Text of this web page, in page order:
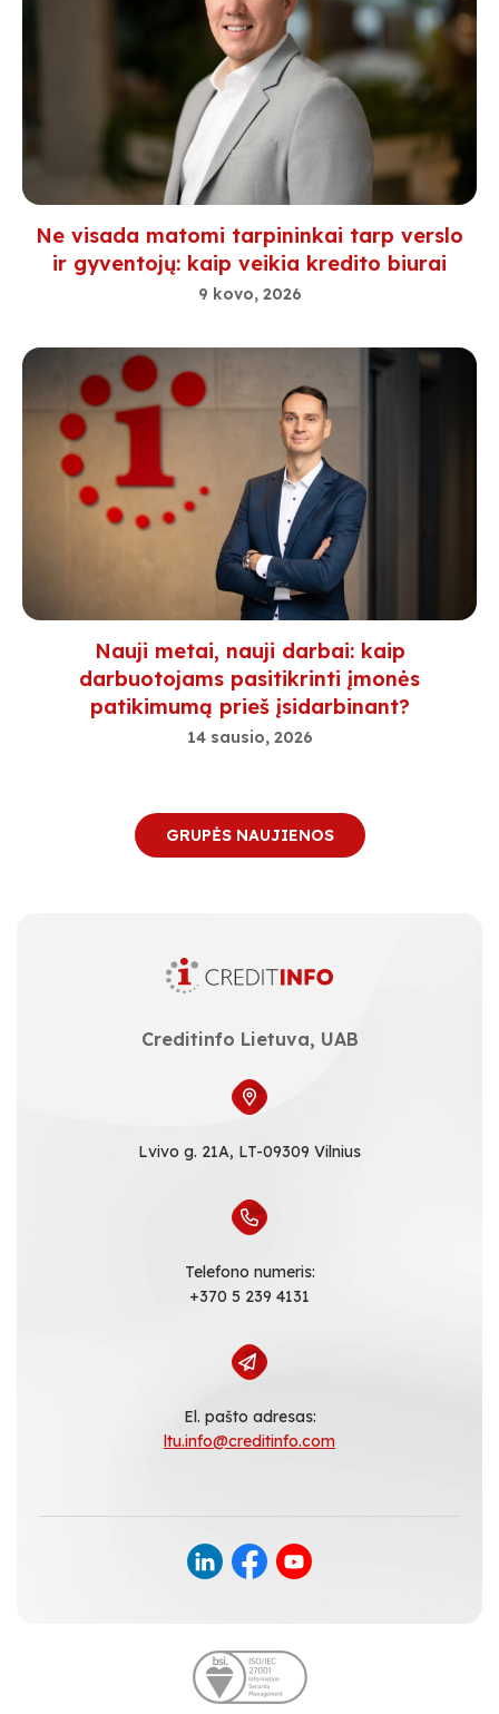
Ne visada matomi tarpininkai tarp verslo
ir gyventojų: kaip veikia kredito biurai
9 kovo, 2026
Nauji metai, nauji darbai: kaip
darbuotojams pasitikrinti įmonės
patikimumą prieš įsidarbinant?
14 sausio, 2026
GRUPĖS NAUJIENOS
Creditinfo Lietuva, UAB
Lvivo g. 21A, LT-09309 Vilnius
Telefono numeris:
+370 5 239 4131
El. pašto adresas:
ltu.info@creditinfo.com